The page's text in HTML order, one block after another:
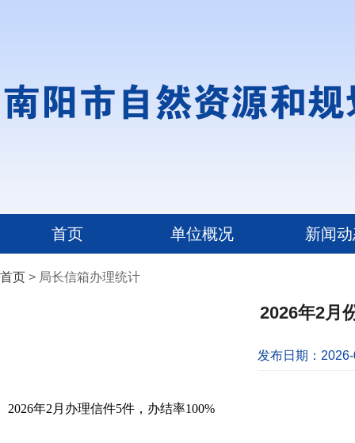
首页 单位概况 新闻
首页 > 局长信箱办理统计
2026年2月
发布日期：
2026年2月办理信件5件，办结率100%